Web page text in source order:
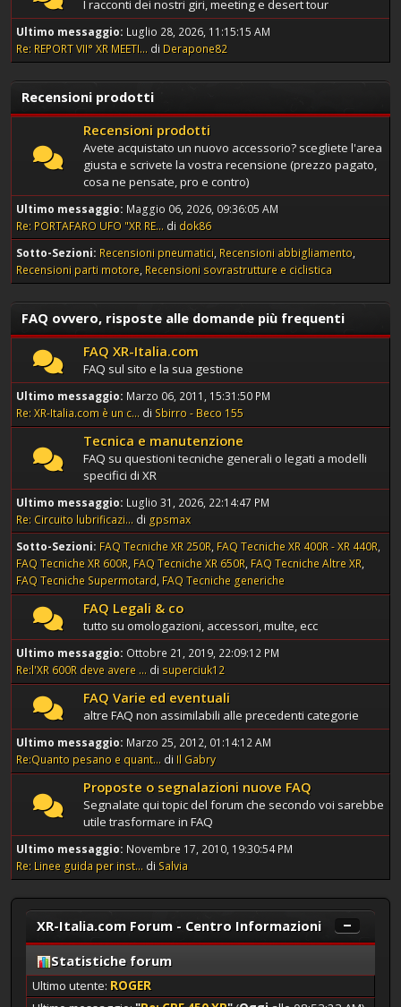
I racconti dei nostri giri, meeting e desert tour
Ultimo messaggio: Luglio 28, 2026, 11:15:15 AM
Re: REPORT VII° XR MEETI... di Derapone82
Recensioni prodotti
Recensioni prodotti
Avete acquistato un nuovo accessorio? scegliete l'area
giusta e scrivete la vostra recensione (prezzo pagato,
cosa ne pensate, pro e contro)
Ultimo messaggio: Maggio 06, 2026, 09:36:05 AM
Re: PORTAFARO UFO "XR RE... di dok86
Sotto-Sezioni Recensioni pneumatici Recensioni abbigliamento
Recensioni parti motore Recensioni sovrastrutture e ciclistica
FAQ ovvero, risposte alle domande più frequenti
FAQ XR-Italia.com
FAQ sul sito e la sua gestione
Ultimo messaggio: Marzo 06, 2011, 15:31:50 PM
Re: XR-Italia.com è un c... di Sbirro - Beco 155
Tecnica e manutenzione
FAQ su questioni tecniche generali o legati a modelli
specifici di XR
Ultimo messaggio: Luglio 31, 2026, 22:14:47 PM
Re: Circuito lubrificazi... di gpsmax
Sotto-Sezioni FAQ Tecniche XR 250R FAQ Tecniche XR 400R - XR 440R
FAQ Tecniche XR 600R FAQ Tecniche XR 650R FAQ Tecniche Altre XR
FAQ Tecniche Supermotard FAQ Tecniche generiche
FAQ Legali & co
tutto su omologazioni, accessori, multe, ecc
Ultimo messaggio: Ottobre 21, 2019, 22:09:12 PM
Re:l'XR 600R deve avere ... di superciuk12
FAQ Varie ed eventuali
altre FAQ non assimilabili alle precedenti categorie
Ultimo messaggio: Marzo 25, 2012, 01:14:12 AM
Re:Quanto pesano e quant... di Il Gabry
Proposte o segnalazioni nuove FAQ
Segnalate qui topic del forum che secondo voi sarebbe
utile trasformare in FAQ
Ultimo messaggio: Novembre 17, 2010, 19:30:54 PM
Re: Linee guida per inst... di Salvia
XR-Italia.com Forum - Centro Informazioni
Statistiche forum
Ultimo utente: ROGER